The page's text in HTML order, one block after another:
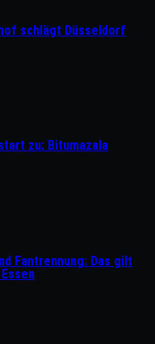
schlägt Düsseldorf
zu: Bitumazala
Fantrennung: Das gilt